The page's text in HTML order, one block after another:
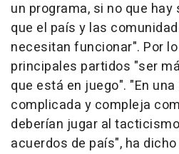
un programa, si no que
que el país y las
necesitan funcionar". Por
principales partidos "ser
que está en juego". "En
complicada y compleja
deberían jugar al
acuerdos de país", ha